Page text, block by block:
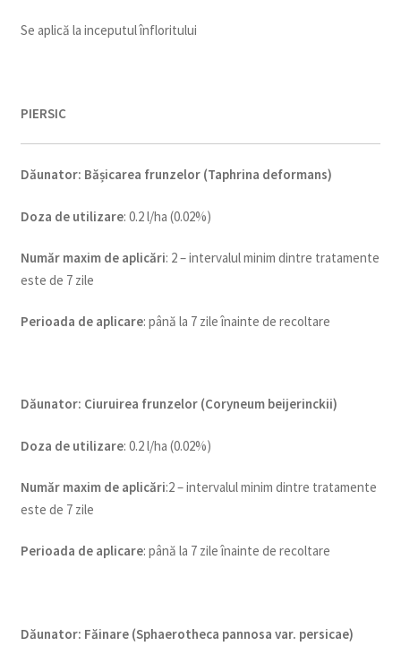
Se aplică la inceputul înfloritului
PIERSIC
Dăunator: Bășicarea frunzelor (Taphrina deformans)
Doza de utilizare: 0.2 l/ha (0.02%)
Număr maxim de aplicări: 2 – intervalul minim dintre tratamente
este de 7 zile
Perioada de aplicare: până la 7 zile înainte de recoltare
Dăunator: Ciuruirea frunzelor (Coryneum beijerinckii)
Doza de utilizare: 0.2 l/ha (0.02%)
Număr maxim de aplicări:2 – intervalul minim dintre tratamente
este de 7 zile
Perioada de aplicare: până la 7 zile înainte de recoltare
Dăunator: Făinare (Sphaerotheca pannosa var. persicae)